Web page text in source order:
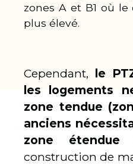
zones A et B1 où
plus élevé.
Cependant, le
les logements
zone tendue
anciens
zone
construction de